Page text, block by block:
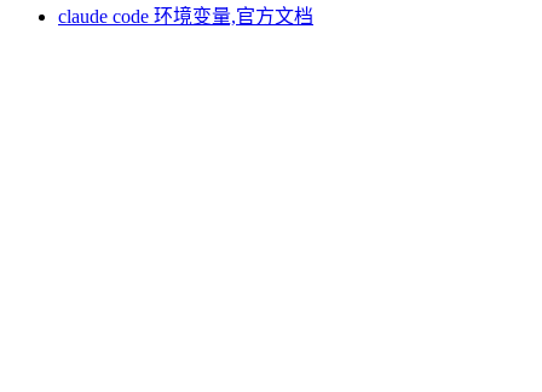
claude code 环境变量,官方文档